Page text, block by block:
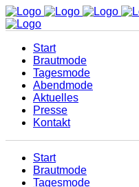
Start
Brautmode
Tagesmode
Abendmode
Aktuelles
Presse
Kontakt
Start
Brautmode
Tagesmode